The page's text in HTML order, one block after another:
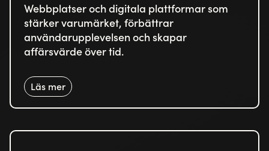
Webbplatser och digitala plattformar som
stärker varumärket, förbättrar
användarupplevelsen och skapar
affärsvärde över tid.
Läs mer